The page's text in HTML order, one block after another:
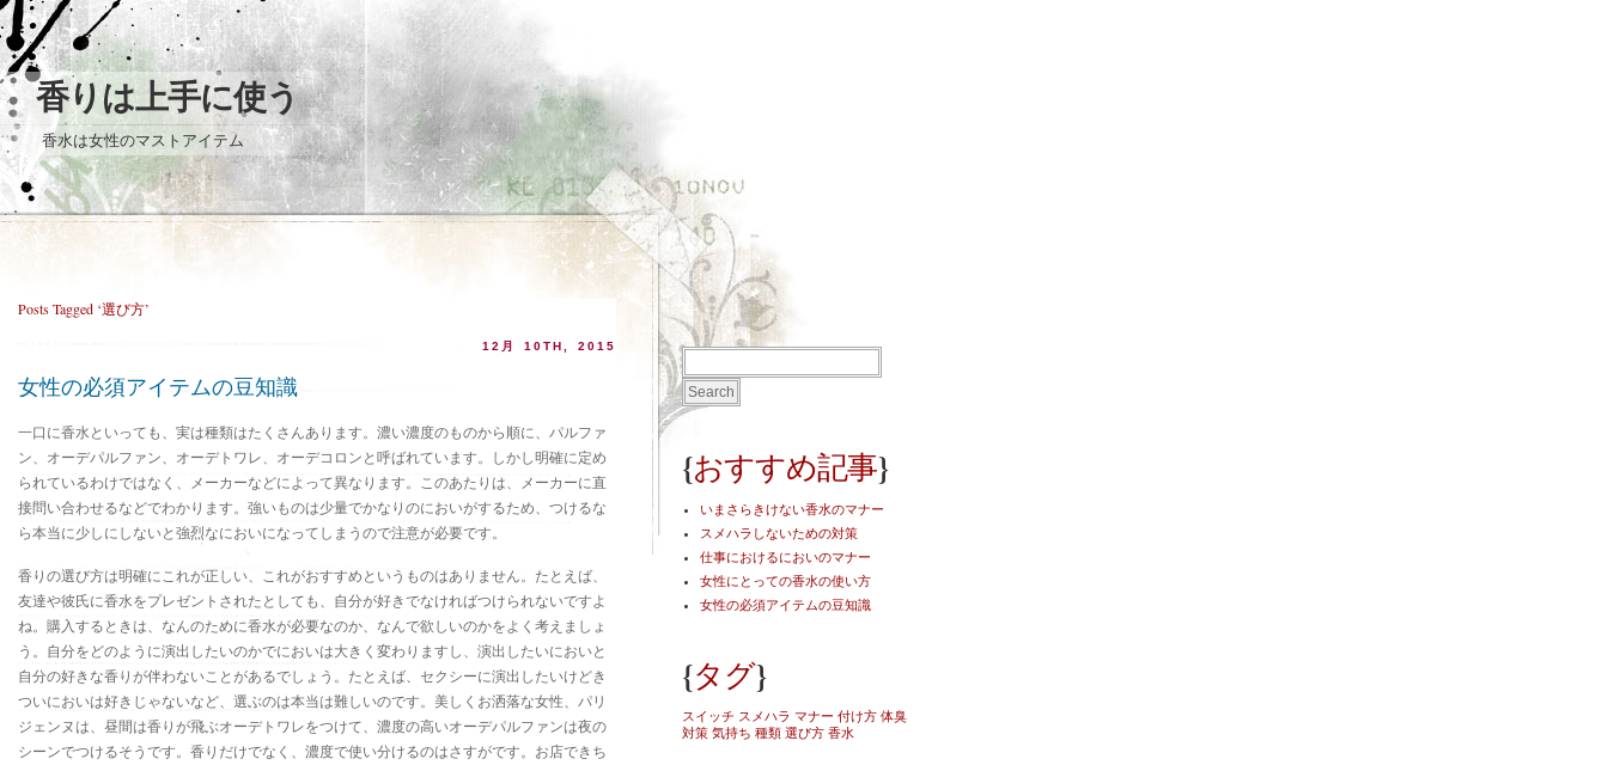
香りは上手に使う
香水は女性のマストアイテム
Posts Tagged ‘選び方’
12月 10TH, 2015
女性の必須アイテムの豆知識
一口に香水といっても、実は種類はたくさんあります。濃い濃度のものから順に、パルファ
ン、オーデパルファン、オーデトワレ、オーデコロンと呼ばれています。しかし明確に定め
られているわけではなく、メーカーなどによって異なります。このあたりは、メーカーに直
接問い合わせるなどでわかります。強いものは少量でかなりのにおいがするため、つけるな
ら本当に少しにしないと強烈なにおいになってしまうので注意が必要です。
香りの選び方は明確にこれが正しい、これがおすすめというものはありません。たとえば、
友達や彼氏に香水をプレゼントされたとしても、自分が好きでなければつけられないですよ
ね。購入するときは、なんのために香水が必要なのか、なんで欲しいのかをよく考えましょ
う。自分をどのように演出したいのかでにおいは大きく変わりますし、演出したいにおいと
自分の好きな香りが伴わないことがあるでしょう。たとえば、セクシーに演出したいけどき
ついにおいは好きじゃないなど、選ぶのは本当は難しいのです。美しくお洒落な女性、パリ
ジェンヌは、昼間は香りが飛ぶオーデトワレをつけて、濃度の高いオーデパルファンは夜の
シーンでつけるそうです。香りだけでなく、濃度で使い分けるのはさすがです。お店できち
{おすすめ記事}
いまさらきけない香水のマナー
スメハラしないための対策
仕事におけるにおいのマナー
女性にとっての香水の使い方
女性の必須アイテムの豆知識
{タグ}
スイッチ スメハラ マナー 付け方 体臭
対策 気持ち 種類 選び方 香水